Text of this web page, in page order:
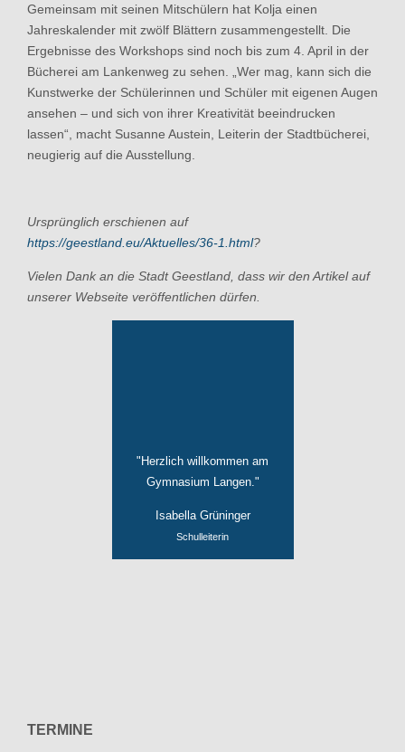
Gemeinsam mit seinen Mitschülern hat Kolja einen
Jahreskalender mit zwölf Blättern zusammengestellt. Die
Ergebnisse des Workshops sind noch bis zum 4. April in der
Bücherei am Lankenweg zu sehen. „Wer mag, kann sich die
Kunstwerke der Schülerinnen und Schüler mit eigenen Augen
ansehen – und sich von ihrer Kreativität beeindrucken
lassen“, macht Susanne Austein, Leiterin der Stadtbücherei,
neugierig auf die Ausstellung.
Ursprünglich erschienen auf
https://geestland.eu/Aktuelles/36-1.html?
Vielen Dank an die Stadt Geestland, dass wir den Artikel auf
unserer Webseite veröffentlichen dürfen.
"Herzlich willkommen am
Gymnasium Langen."
Isabella Grüninger
Schulleiterin
TERMINE